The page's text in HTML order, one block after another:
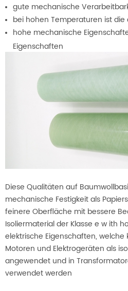
gute mechanische
bei hohen Temperaturen ist die
hohe mechanische
Eigenschaften
Diese Qualitäten auf
mechanische Festigkeit als
feinere Oberfläche mit bessere
Isoliermaterial der Klasse e w ith
elektrische Eigenschaften,
Motoren und Elektrogeräten als
angewendet und in
verwendet werden